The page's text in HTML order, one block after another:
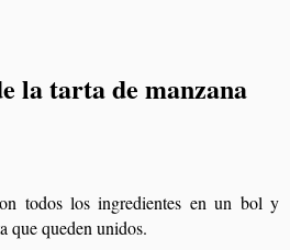
la tarta de manzana
todos los ingredientes en un bol y
que queden unidos.